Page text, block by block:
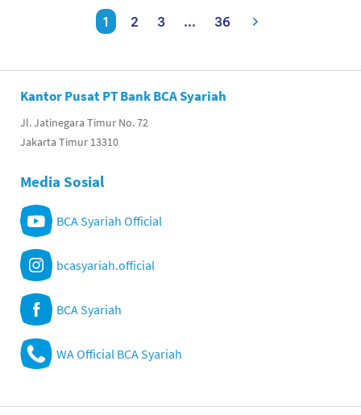
1 2 3 ... 36
Kantor Pusat PT Bank BCA Syariah
Jl. Jatinegara Timur No. 72
Jakarta Timur 13310
Media Sosial
BCA Syariah Official
bcasyariah.official
BCA Syariah
WA Official BCA Syariah